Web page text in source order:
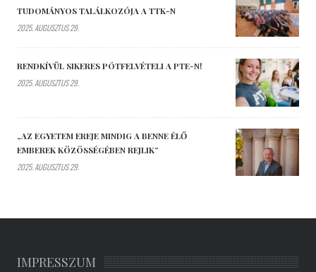
TUDOMÁNYOS TALÁLKOZÓJA A TTK-N
2025. AUGUSZTUS 29.
RENDKÍVÜL SIKERES PÓTFELVÉTELI A PTE-N!
2025. AUGUSZTUS 29.
„AZ EGYETEM EREJE MINDIG A BENNE ÉLŐ
EMBEREK KÖZÖSSÉGÉBEN REJLIK”
2025. AUGUSZTUS 29.
IMPRESSZUM